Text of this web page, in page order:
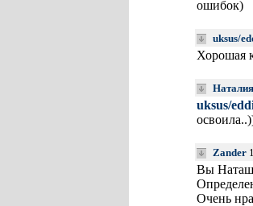
ошибок)
uksus/
Хорошая
uksus/
Zander
Вы
Очень